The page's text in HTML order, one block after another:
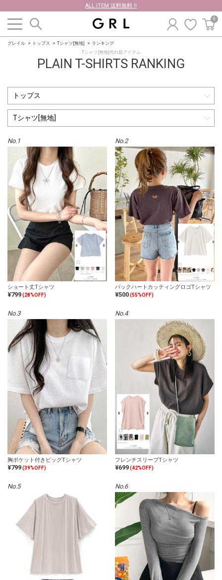
ALL ITEM 送料無料 !!
0
グレイル トップス Tシャツ[無地] ランキング
PLAIN T-SHIRTS RANKING
Tシャツ[無地]売れ筋アイテム
No.1
ショート丈Tシャツ
¥799(28%OFF)
No.2
バックハートカッティングロゴTシャツ
¥500(55%OFF)
No.3
胸ポケット付きビッグTシャツ
¥799(39%OFF)
No.4
フレンチスリーブTシャツ
¥699(42%OFF)
No.5 No.6